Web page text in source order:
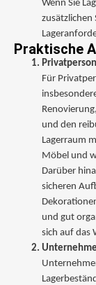
Wenn Sie
zusätzlichen
Praktische
Für
und den
Lagerraum
Möbel und
Darüber
sicheren
und gut
sich auf das